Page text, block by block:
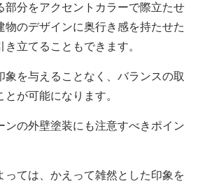
部分をアクセントカラーで際立たせ
物のデザインに奥行き感を持たせた
立てることもできます。
象を与えることなく、バランスの取
が可能になります。
ンの外壁塗装にも注意すべきポイン
っては、かえって雑然とした印象を